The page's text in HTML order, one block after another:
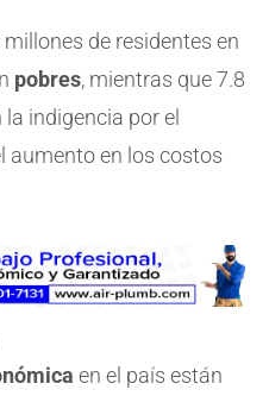
de residentes en
pobres, mientras que 7.8
indigencia por el
aumento en los costos
en el país están